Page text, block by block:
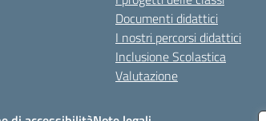
Documenti didattici
I nostri percorsi didattici
Inclusione Scolastica
Valutazione